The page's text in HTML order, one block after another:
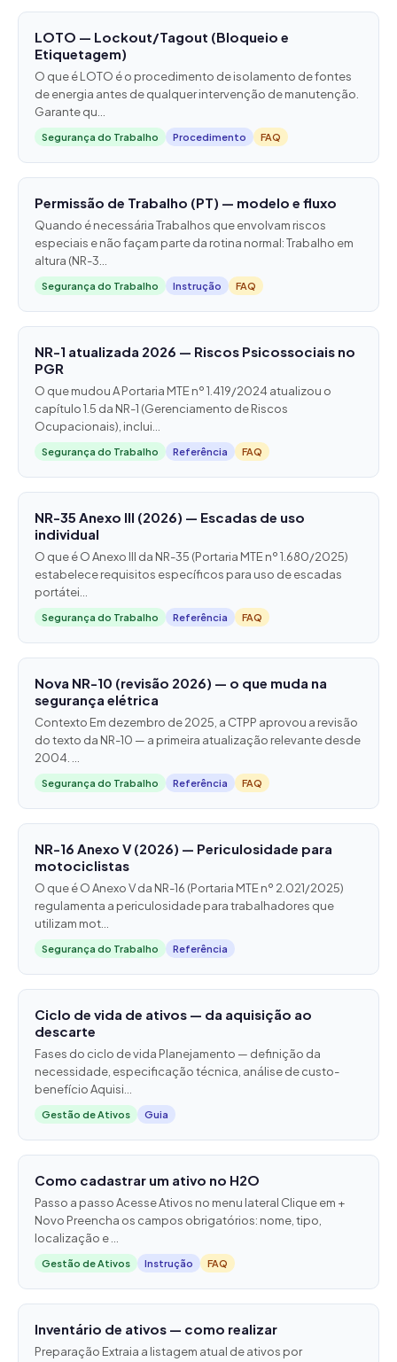
LOTO — Lockout/Tagout (Bloqueio e
Etiquetagem)
O que é LOTO é o procedimento de isolamento de fontes
de energia antes de qualquer intervenção de manutenção.
Garante qu...
Segurança do Trabalho Procedimento FAQ
Permissão de Trabalho (PT) — modelo e fluxo
Quando é necessária Trabalhos que envolvam riscos
especiais e não façam parte da rotina normal: Trabalho em
altura (NR-3...
Segurança do Trabalho Instrução FAQ
NR-1 atualizada 2026 — Riscos Psicossociais no
PGR
O que mudou A Portaria MTE nº 1.419/2024 atualizou o
capítulo 1.5 da NR-1 (Gerenciamento de Riscos
Ocupacionais), inclui...
Segurança do Trabalho Referência FAQ
NR-35 Anexo III (2026) — Escadas de uso
individual
O que é O Anexo III da NR-35 (Portaria MTE nº 1.680/2025)
estabelece requisitos específicos para uso de escadas
portátei...
Segurança do Trabalho Referência FAQ
Nova NR-10 (revisão 2026) — o que muda na
segurança elétrica
Contexto Em dezembro de 2025, a CTPP aprovou a revisão
do texto da NR-10 — a primeira atualização relevante desde
2004. ...
Segurança do Trabalho Referência FAQ
NR-16 Anexo V (2026) — Periculosidade para
motociclistas
O que é O Anexo V da NR-16 (Portaria MTE nº 2.021/2025)
regulamenta a periculosidade para trabalhadores que
utilizam mot...
Segurança do Trabalho Referência
Ciclo de vida de ativos — da aquisição ao
descarte
Fases do ciclo de vida Planejamento — definição da
necessidade, especificação técnica, análise de custo-
benefício Aquisi...
Gestão de Ativos Guia
Como cadastrar um ativo no H2O
Passo a passo Acesse Ativos no menu lateral Clique em +
Novo Preencha os campos obrigatórios: nome, tipo,
localização e ...
Gestão de Ativos Instrução FAQ
Inventário de ativos — como realizar
Preparação Extraia a listagem atual de ativos por